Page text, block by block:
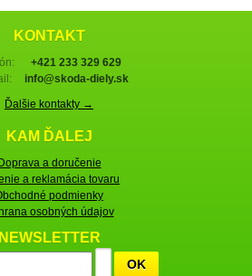
KONTAKT
+421 233 329 629
info@skoda-diely.sk
Ďalšie kontakty →
KAM ĎALEJ
a doručenie
a reklamácia tovaru
podmienky
osobných údajov
NEWSLETTER
OK